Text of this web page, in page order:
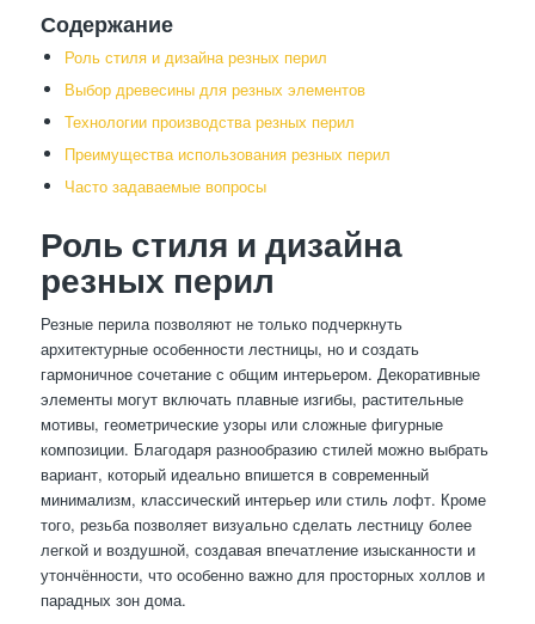
Содержание
Роль стиля и дизайна резных перил
Выбор древесины для резных элементов
Технологии производства резных перил
Преимущества использования резных перил
Часто задаваемые вопросы
Роль стиля и дизайна
резных перил
Резные перила позволяют не только подчеркнуть
архитектурные особенности лестницы, но и создать
гармоничное сочетание с общим интерьером. Декоративные
элементы могут включать плавные изгибы, растительные
мотивы, геометрические узоры или сложные фигурные
композиции. Благодаря разнообразию стилей можно выбрать
вариант, который идеально впишется в современный
минимализм, классический интерьер или стиль лофт. Кроме
того, резьба позволяет визуально сделать лестницу более
легкой и воздушной, создавая впечатление изысканности и
утончённости, что особенно важно для просторных холлов и
парадных зон дома.